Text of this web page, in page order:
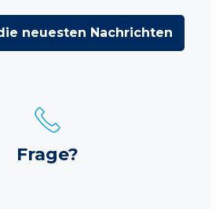
neuesten Nachrichten
Frage?